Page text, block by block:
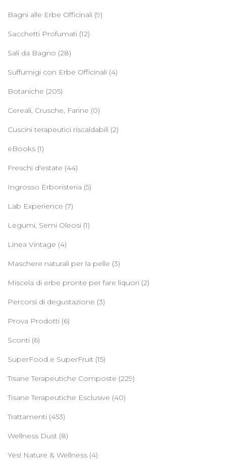
Bagni alle Erbe Officinali (9)
Sacchetti Profumati (12)
Sali da Bagno (28)
Suffumigi con Erbe Officinali (4)
Botaniche (205)
Cereali, Crusche, Farine (0)
Cuscini terapeutici riscaldabili (2)
eBooks (1)
Freschi d'estate (44)
Ingrosso Erboristeria (5)
Lab Experience (7)
Legumi, Semi Oleosi (1)
Linea Vintage (4)
Maschere naturali per la pelle (3)
Miscela di erbe pronte per fare liquori (2)
Percorsi di degustazione (3)
Prova Prodotti (6)
Sconti (6)
SuperFood e SuperFruit (15)
Tisane Terapeutiche Composte (229)
Tisane Terapeutiche Esclusive (40)
Trattamenti (453)
Wellness Dust (8)
Yes! Nature & Wellness (4)